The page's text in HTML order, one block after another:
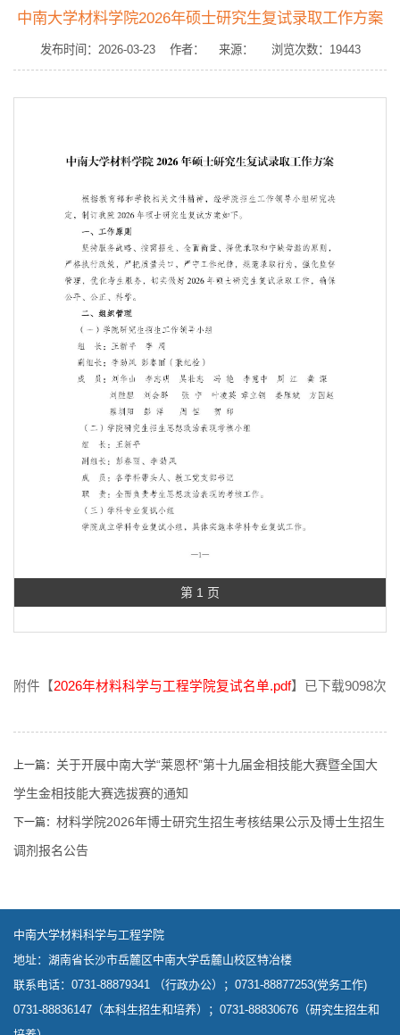
中南大学材料学院2026年硕士研究生复试录取工作方案
发布时间：2026-03-23 作者： 来源： 浏览次数： 19443
第 1 页
附件【2026年材料科学与工程学院复试名单.pdf】已下载9098次
上一篇： 关于开展中南大学“莱恩杯”第十九届金相技能大赛暨全国大
学生金相技能大赛选拔赛的通知
下一篇： 材料学院2026年博士研究生招生考核结果公示及博士生招生
调剂报名公告
中南大学材料科学与工程学院
地址：湖南省长沙市岳麓区中南大学岳麓山校区特冶楼
联系电话：0731-88879341 （行政办公）；0731-88877253(党务工作)
0731-88836147（本科生招生和培养）；0731-88830676（研究生招生和